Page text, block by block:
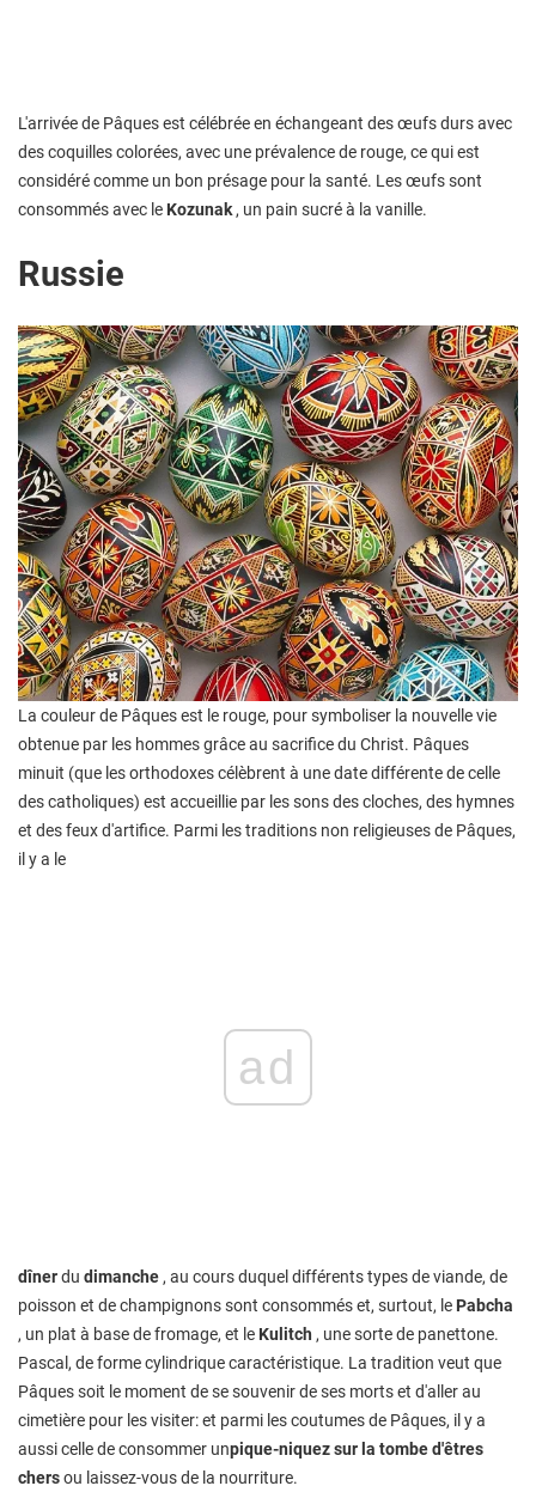
L'arrivée de Pâques est célébrée en échangeant des œufs durs avec
des coquilles colorées, avec une prévalence de rouge, ce qui est
considéré comme un bon présage pour la santé. Les œufs sont
consommés avec le Kozunak, un pain sucré à la vanille.
Russie
La couleur de Pâques est le rouge, pour symboliser la nouvelle vie
obtenue par les hommes grâce au sacrifice du Christ. Pâques
minuit (que les orthodoxes célèbrent à une date différente de celle
des catholiques) est accueillie par les sons des cloches, des hymnes
et des feux d'artifice. Parmi les traditions non religieuses de Pâques,
il y a le
ad
dînerdu dimanche , au cours duquel différents types de viande, de
poisson et de champignons sont consommés et, surtout, le Pabcha
, un plat à base de fromage, et le Kulitch , une sorte de panettone.
Pascal, de forme cylindrique caractéristique. La tradition veut que
Pâques soit le moment de se souvenir de ses morts et d'aller au
cimetière pour les visiter: et parmi les coutumes de Pâques, il y a
aussi celle de consommer unpique-niquez sur la tombe d'êtres
chersou laissez-vous de la nourriture.